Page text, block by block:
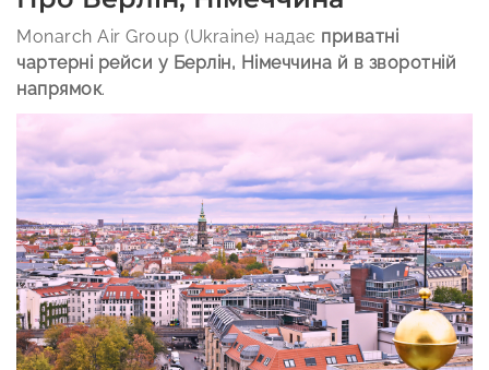
Monarch Air Group (Ukraine) надає приватні
чартерні рейси у Берлін, Німеччина й в зворотній
напрямок.